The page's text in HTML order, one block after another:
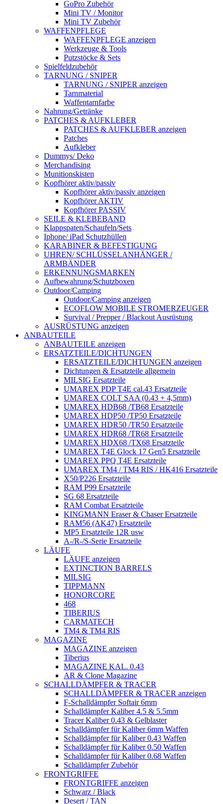
GoPro Zubehör
Mini TV / Monitor
Mini TV Zubehör
WAFFENPFLEGE
WAFFENPFLEGE anzeigen
Werkzeuge & Tools
Putzstöcke & Sets
Spielfeldzubehör
TARNUNG / SNIPER
TARNUNG / SNIPER anzeigen
Tarnmaterial
Waffentarnfarbe
Nahrung/Getränke
PATCHES & AUFKLEBER
PATCHES & AUFKLEBER anzeigen
Patches
Aufkleber
Dummys/ Deko
Merchandising
Munitionskisten
Kopfhörer aktiv/passiv
Kopfhörer aktiv/passiv anzeigen
Kopfhörer AKTIV
Kopfhörer PASSIV
SEILE & KLEBEBAND
Klappspaten/Schaufeln/Sets
Iphone/ iPad Schutzhüllen
KARABINER & BEFESTIGUNG
UHREN/ SCHLÜSSELANHÄNGER /
ARMBÄNDER
ERKENNUNGSMARKEN
Aufbewahrung/Schutzboxen
Outdoor/Camping
Outdoor/Camping anzeigen
ECOFLOW MOBILE STROMERZEUGER
Survival / Prepper / Blackout Ausrüstung
AUSRÜSTUNG anzeigen
ANBAUTEILE
ANBAUTEILE anzeigen
ERSATZTEILE/DICHTUNGEN
ERSATZTEILE/DICHTUNGEN anzeigen
Dichtungen & Ersatzteile allgemein
MILSIG Ersatzteile
UMAREX PDP T4E cal.43 Ersatzteile
UMAREX COLT SAA (0.43 + 4,5mm)
UMAREX HDB68 /TB68 Ersatzteile
UMAREX HDP50 /TP50 Ersatzteile
UMAREX HDR50 /TR50 Ersatzteile
UMAREX HDR68 /TR68 Ersatzteile
UMAREX HDX68 /TX68 Ersatzteile
UMAREX T4E Glock 17 Gen5 Ersatzteile
UMAREX PPQ T4E Ersatzteile
UMAREX TM4 / TM4 RIS / HK416 Ersatzteile
X50/P226 Ersatzteile
RAM P99 Ersatzteile
SG 68 Ersatzteile
RAM Combat Ersatzteile
KINGMANN Eraser & Chaser Ersatzteile
RAM56 (AK47) Ersatzteile
MP5 Ersatzteile 12R usw
A-/R-/S-Serie Ersatzteile
LÄUFE
LÄUFE anzeigen
EXTINCTION BARRELS
MILSIG
TIPPMANN
HONORCORE
468
TIBERIUS
CARMATECH
TM4 & TM4 RIS
MAGAZINE
MAGAZINE anzeigen
Tiberius
MAGAZINE KAL. 0.43
AR & Clone Magazine
SCHALLDÄMPFER & TRACER
SCHALLDÄMPFER & TRACER anzeigen
F-Schalldämpfer Softair 6mm
Schalldämpfer Kaliber 4.5 & 5.5mm
Tracer Kaliber 0.43 & Gelblaster
Schalldämpfer für Kaliber 6mm Waffen
Schalldämpfer für Kaliber 0.43 Waffen
Schalldämpfer für Kaliber 0.50 Waffen
Schalldämpfer für Kaliber 0.68 Waffen
Schalldämpfer Zubehör
FRONTGRIFFE
FRONTGRIFFE anzeigen
Schwarz / Black
Desert / TAN